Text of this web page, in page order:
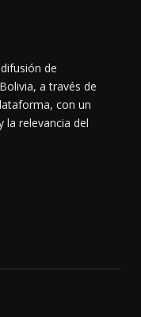
de
a través de
con un
la relevancia del